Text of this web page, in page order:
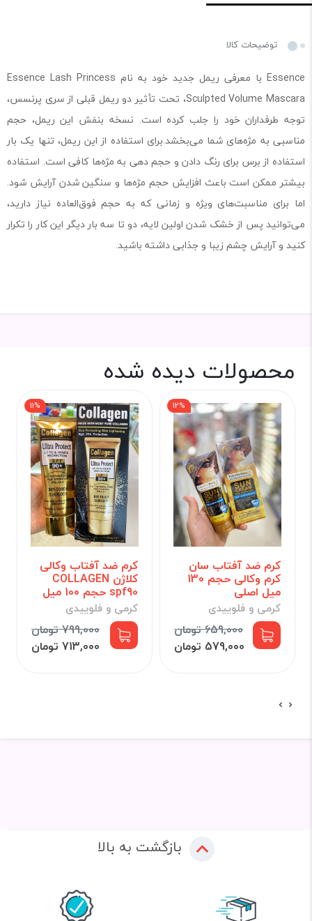
توضیحات کالا
Essence با معرفی ریمل جدید خود به نام Essence Lash Princess
Sculpted Volume Mascara، تحت تأثیر دو ریمل قبلی از سری پرنسس،
توجه طرفداران خود را جلب کرده است. نسخه بنفش این ریمل، حجم
مناسبی به مژه‌های شما می‌بخشد.برای استفاده از این ریمل، تنها یک بار
استفاده از برس برای رنگ دادن و حجم دهی به مژه‌ها کافی است. استفاده
بیشتر ممکن است باعث افزایش حجم مژه‌ها و سنگین شدن آرایش شود.
اما برای مناسبت‌های ویژه و زمانی که به حجم فوق‌العاده نیاز دارید،
می‌توانید پس از خشک شدن اولین لایه، دو تا سه بار دیگر این کار را تکرار
کنید و آرایش چشم زیبا و جذابی داشته باشید.
محصولات دیده شده
کرم ضد آفتاب سان
کرم وکالی حجم 130
میل اصلی
کرمی و فلوییدی
659,000 تومان
12%
579,000 تومان
کرم ضد آفتاب وکالی
کلاژن COLLAGEN
spf90 حجم 100 میل
کرمی و فلوییدی
799,000 تومان
11%
713,000 تومان
بازگشت به بالا